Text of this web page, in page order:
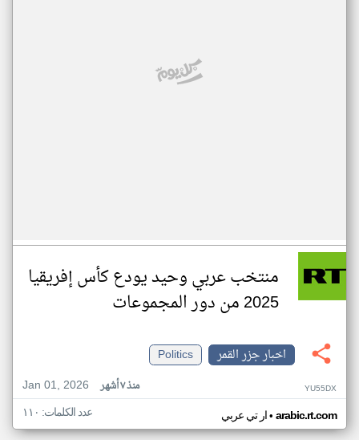
منتخب عربي وحيد يودع كأس إفريقيا
2025 من دور المجموعات
اخبار جزر القمر
Politics
Jan 01, 2026
منذ ٧ أشهر YU55DX
ار تي عربي• arabic.rt.com عدد الكلمات: ١١٠